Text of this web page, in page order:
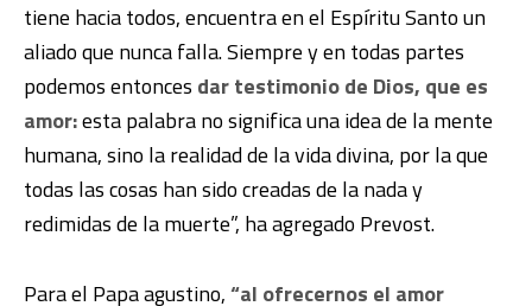
tiene hacia todos, encuentra en el Espíritu Santo un
aliado que nunca falla. Siempre y en todas partes
podemos entonces dar testimonio de Dios, que es
amor:esta palabra no significa una idea de la mente
humana, sino la realidad de la vida divina, por la que
todas las cosas han sido creadas de la nada y
redimidas de la muerte”, ha agregado Prevost.
Para el Papa agustino,“al ofrecernos el amor